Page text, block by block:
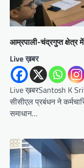
आम्रपाली-चंद्रगुप्त क्षेत्र
Live ख़बर
Live ख़बरSantosh K
सीसीएल प्रबंधन ने
समाधान…